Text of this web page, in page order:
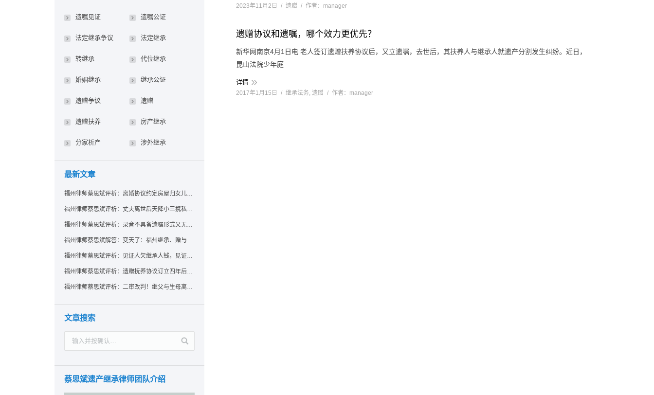
2023年11月2日 遗赠 作者： manager
遗赠协议和遗嘱，哪个效力更优先？
新华网南京4月1日电 老人签订遗赠扶养协议后，又立遗嘱，去世后，其扶养人与继承人就遗产分割发生纠纷。近日，
昆山法院少年庭
详情
2017年1月15日 继承法务, 遗赠 作者： manager
遗嘱见证 遗嘱公证
法定继承争议 法定继承
转继承 代位继承
婚姻继承 继承公证
遗赠争议 遗赠
遗赠扶养 房产继承
分家析产 涉外继承
最新文章
福州律师蔡思斌评析：离婚协议约定房屋归女儿所有，父亲去世后继母能否拒绝过户？
福州律师蔡思斌评析：丈夫离世后天降小三携私生子争遗产，法院正义判决保住原配80%份额！
福州律师蔡思斌评析：录音不具备遗嘱形式又无法证明赠与意愿——法院：按法定继承处理
福州律师蔡思斌解答：变天了：福州继承、赠与房产转让要收20%个税？福州国税官方回复来了！
福州律师蔡思斌评析：见证人欠继承人钱，见证遗嘱还有效吗？
福州律师蔡思斌评析：遗赠抚养协议订立四年后丧失民事行为能力，协议有效吗？
福州律师蔡思斌评析：二审改判！继父与生母离婚后，曾受其抚养的继子女是否仍享有继承权？
文章搜索
蔡思斌遗产继承律师团队介绍